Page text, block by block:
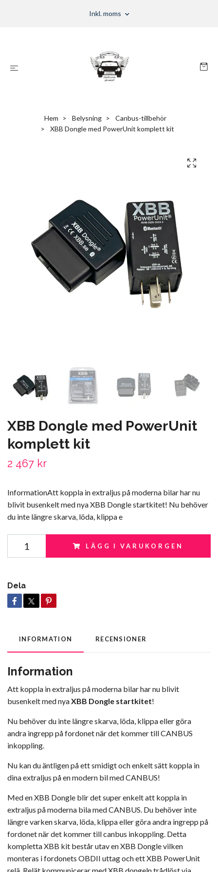
Inkl. moms
Hem Belysning
Canbus-tillbehör
XBB Dongle med PowerUnit komplett kit
XBB Dongle med PowerUnit
komplett kit
2 467 kr
InformationAtt koppla in extraljus på moderna bilar har nu
blivit busenkelt med nya XBB Dongle startkitet! Nu behöver
du inte längre skarva, löda, klippa e
LÄGG I VARUKORGEN
Dela
INFORMATION RECENSIONER
Information
Att koppla in extraljus på moderna bilar har nu blivit
busenkelt med nyaXBB Dongle startkitet!
Nu behöver du inte längre skarva, löda, klippa eller göra
andra ingrepp på fordonet när det kommer till CANBUS
inkoppling.
Nu kan du äntligen på ett smidigt och enkelt sätt koppla in
dina extraljus på en modern bil med CANBUS!
Med en XBB Dongle blir det super enkelt att koppla in
extraljus på moderna bila med CANBUS. Du behöver inte
längre varken skarva, löda, klippa eller göra andra ingrepp på
fordonet när det kommer till canbus inkoppling. Detta
kompletta XBB kit består utav en XBB Dongle vilken
monteras i fordonets OBDII uttag och ett XBB PowerUnit